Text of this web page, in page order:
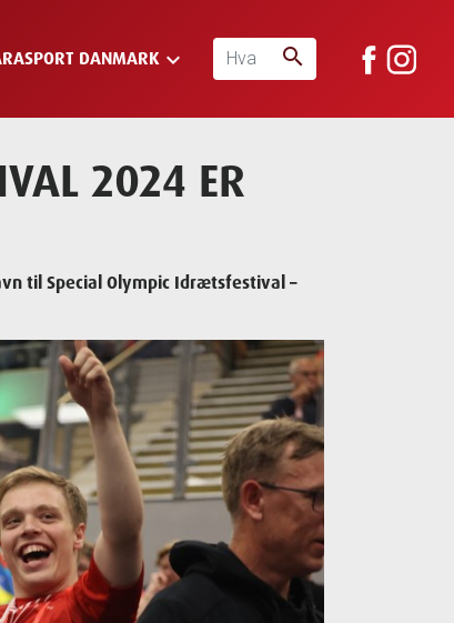
DANMARK keyboard_arrow_down search
2024 ER
til Special Olympic Idrætsfestival –